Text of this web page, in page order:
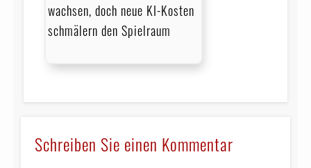
wachsen, doch neue KI-Kosten
schmälern den Spielraum
Schreiben Sie einen Kommentar